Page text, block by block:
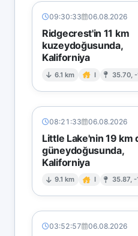
09:30:33 06.08.2026
Ridgecrest'in 11 km
kuzeydoğusunda,
Kaliforniya
6.1 km I 35.70, -
08:21:33 06.08.2026
Little Lake'nin 19 km
güneydoğusunda,
Kaliforniya
9.1 km I 35.87, -
03:52:57 06.08.2026